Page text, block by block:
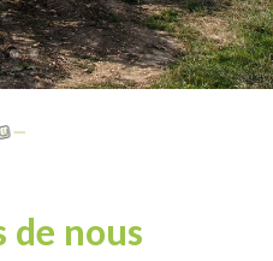
de nous